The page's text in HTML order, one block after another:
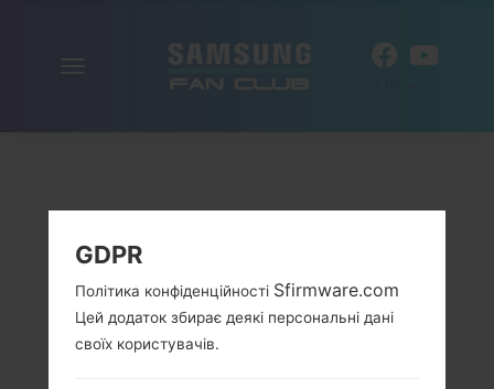
GDPR
Політика конфіденційності Sfirmware.com
Цей додаток збирає деякі персональні дані
своїх користувачів.